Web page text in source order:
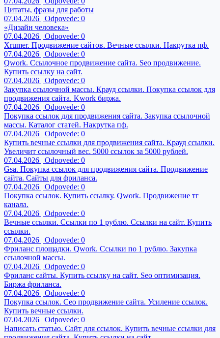
Цитаты, фразы для работы
07.04.2026 | Odpovede: 0
«Дизайн человека»
07.04.2026 | Odpovede: 0
Xrumer. Продвижение сайтов. Вечные ссылки. Накрутка пф.
07.04.2026 | Odpovede: 0
Qwork. Ссылочное продвижение сайта. Seo продвижение.
Купить ссылку на сайт.
07.04.2026 | Odpovede: 0
Закупка ссылочной массы. Крауд ссылки. Покупка ссылок для
продвижения сайта. Kwork биржа.
07.04.2026 | Odpovede: 0
Покупка ссылок для продвижения сайта. Закупка ссылочной
массы. Каталог статей. Накрутка пф.
07.04.2026 | Odpovede: 0
Купить вечные ссылки для продвижения сайта. Крауд ссылки.
Увеличит ссылочный вес. 5000 ссылок за 5000 рублей.
07.04.2026 | Odpovede: 0
Gsa. Покупка ссылок для продвижения сайта. Продвижение
сайта. Сайты для фриланса.
07.04.2026 | Odpovede: 0
Покупка ссылок. Купить ссылку. Qwork. Продвижение тг
канала.
07.04.2026 | Odpovede: 0
Вечные ссылки. Ссылки по 1 рублю. Ссылки на сайт. Купить
ссылки.
07.04.2026 | Odpovede: 0
Фриланс площадки. Qwork. Ссылки по 1 рублю. Закупка
ссылочной массы.
07.04.2026 | Odpovede: 0
Фриланс сайты. Купить ссылку на сайт. Seo оптимизация.
Биржа фриланса.
07.04.2026 | Odpovede: 0
Покупка ссылок. Сео продвижение сайта. Усиление ссылок.
Купить вечные ссылки.
07.04.2026 | Odpovede: 0
Написать статью. Сайт для ссылок. Купить вечные ссылки для